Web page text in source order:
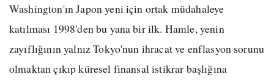
Washington'ın Japon yeni için ortak müdahaleye
katılması 1998'den bu yana bir ilk. Hamle, yenin
zayıflığının yalnız Tokyo'nun ihracat ve enflasyon sorunu
olmaktan çıkıp küresel finansal istikrar başlığına